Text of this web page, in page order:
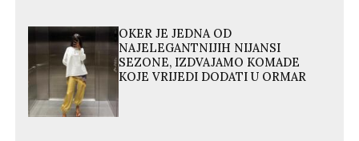
OKER JE JEDNA OD
NAJELEGANTNIJIH NIJANSI
SEZONE, IZDVAJAMO KOMADE
KOJE VRIJEDI DODATI U ORMAR